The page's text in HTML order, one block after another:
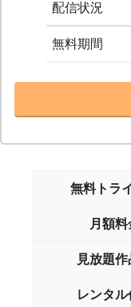
配信状況
無料期間
無料トラ
月額料
見放題作
レンタル